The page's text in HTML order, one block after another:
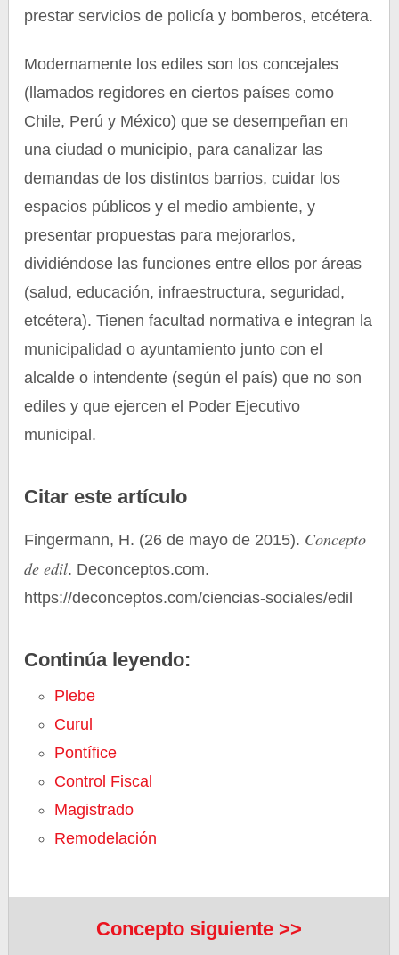
prestar servicios de policía y bomberos, etcétera.
Modernamente los ediles son los concejales
(llamados regidores en ciertos países como
Chile, Perú y México) que se desempeñan en
una ciudad o municipio, para canalizar las
demandas de los distintos barrios, cuidar los
espacios públicos y el medio ambiente, y
presentar propuestas para mejorarlos,
dividiéndose las funciones entre ellos por áreas
(salud, educación, infraestructura, seguridad,
etcétera). Tienen facultad normativa e integran la
municipalidad o ayuntamiento junto con el
alcalde o intendente (según el país) que no son
ediles y que ejercen el Poder Ejecutivo
municipal.
Citar este artículo
Fingermann, H. (26 de mayo de 2015). Concepto
de edil. Deconceptos.com.
https://deconceptos.com/ciencias-sociales/edil
Continúa leyendo:
Plebe
Curul
Pontífice
Control Fiscal
Magistrado
Remodelación
Concepto siguiente >>